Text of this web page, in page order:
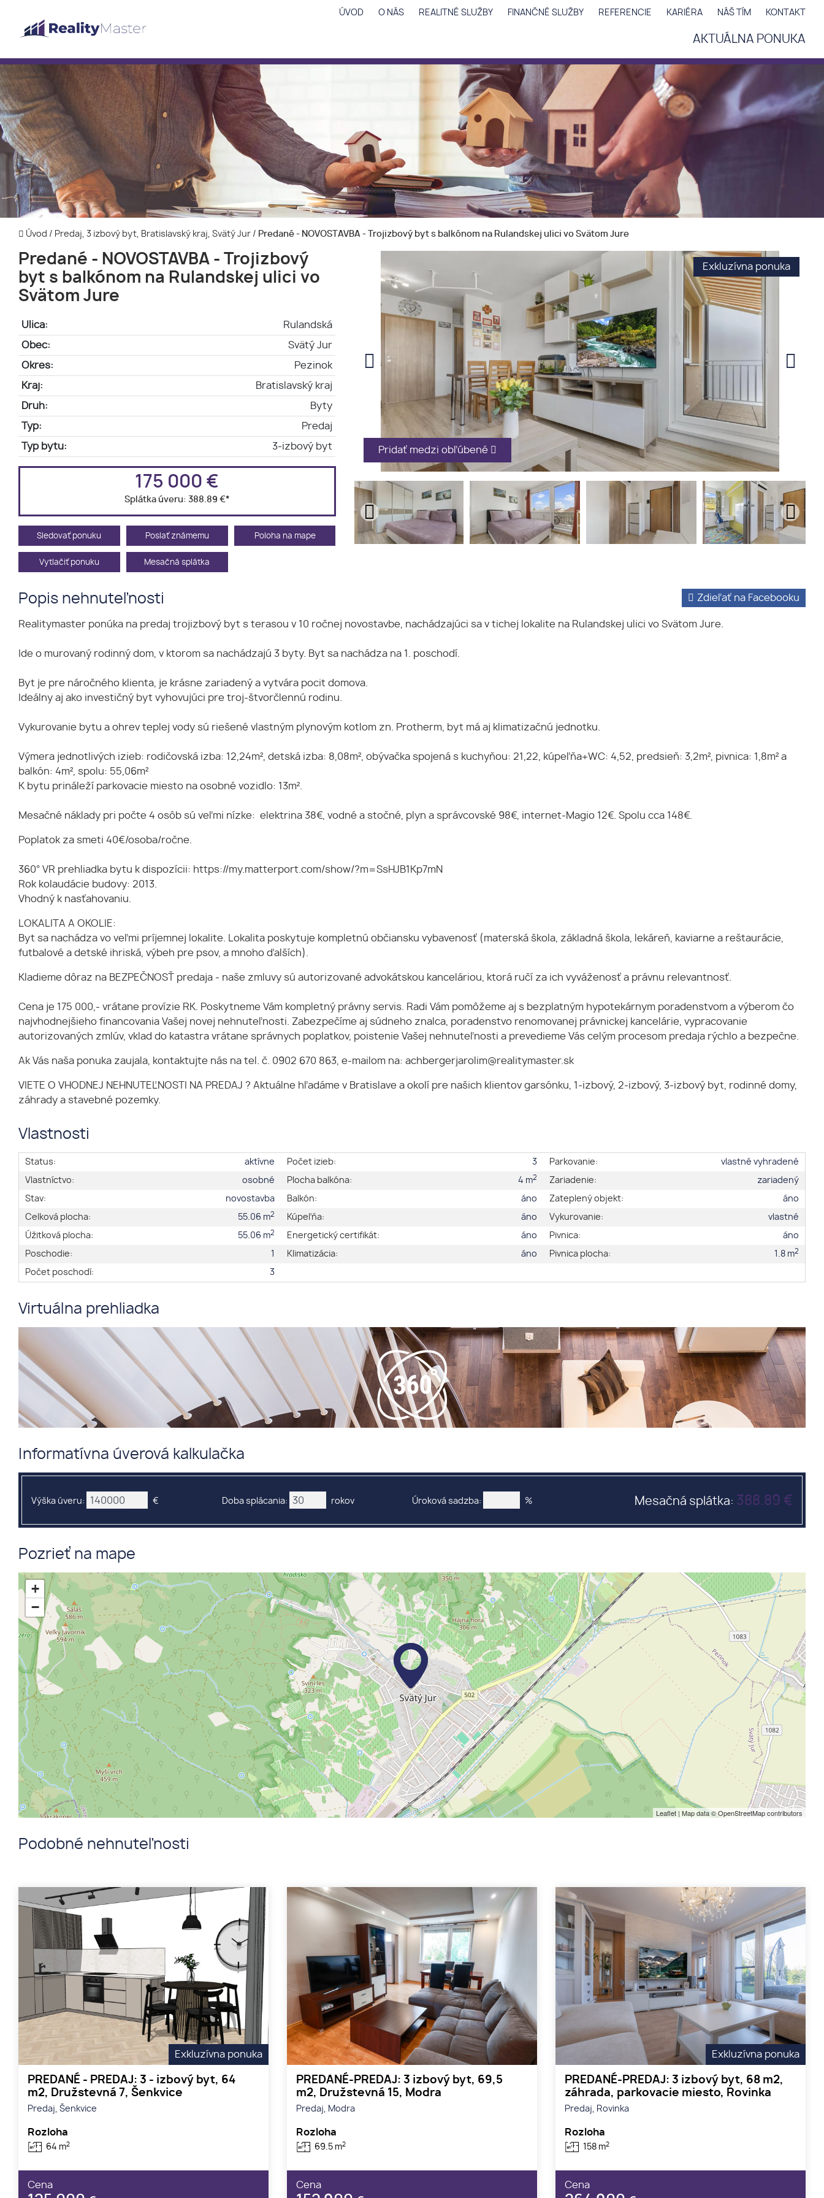
ÚVOD O NÁS REALITNÉ SLUŽBY FINANČNÉ SLUŽBY REFERENCIE KARIÉRA NÁŠ TÍM KONTAKT
AKTUÁLNA PONUKA
Úvod / Predaj, 3 izbový byt, Bratislavský kraj, Svätý Jur / Predané - NOVOSTAVBA - Trojizbový byt s balkónom na Rulandskej ulici vo Svätom Jure
Predané - NOVOSTAVBA - Trojizbový
byt s balkónom na Rulandskej ulici vo
Svätom Jure
Ulica: Rulandská
Obec: Svätý Jur
Okres: Pezinok
Kraj: Bratislavský kraj
Druh: Byty
Typ: Predaj
Typ bytu: 3-izbový byt
175 000 €
Splátka úveru: 388.89 €*
Sledovať ponuku Poslať známemu Poloha na mape
Vytlačiť ponuku Mesačná splátka
Exkluzívna ponuka
Pridať medzi obľúbené
Popis nehnuteľnosti Zdieľať na Facebooku
Realitymaster ponúka na predaj trojizbový byt s terasou v 10 ročnej novostavbe, nachádzajúci sa v tichej lokalite na Rulandskej ulici vo Svätom Jure.
Ide o murovaný rodinný dom, v ktorom sa nachádzajú 3 byty. Byt sa nachádza na 1. poschodí.
Byt je pre náročného klienta, je krásne zariadený a vytvára pocit domova.
Ideálny aj ako investičný byt vyhovujúci pre troj-štvorčlennú rodinu.
Vykurovanie bytu a ohrev teplej vody sú riešené vlastným plynovým kotlom zn. Protherm, byt má aj klimatizačnú jednotku.
Výmera jednotlivých izieb: rodičovská izba: 12,24m², detská izba: 8,08m², obývačka spojená s kuchyňou: 21,22, kúpeľňa+WC: 4,52, predsieň: 3,2m², pivnica: 1,8m² a
balkón: 4m², spolu: 55,06m²
K bytu prináleží parkovacie miesto na osobné vozidlo: 13m².
Mesačné náklady pri počte 4 osôb sú veľmi nízke: elektrina 38€, vodné a stočné, plyn a správcovské 98€, internet-Magio 12€. Spolu cca 148€.
Poplatok za smeti 40€/osoba/ročne.
360° VR prehliadka bytu k dispozícii: https://my.matterport.com/show/?m=SsHJB1Kp7mN
Rok kolaudácie budovy: 2013.
Vhodný k nasťahovaniu.
LOKALITA A OKOLIE:
Byt sa nachádza vo veľmi príjemnej lokalite. Lokalita poskytuje kompletnú občiansku vybavenosť (materská škola, základná škola, lekáreň, kaviarne a reštaurácie,
futbalové a detské ihriská, výbeh pre psov, a mnoho ďalších).
Kladieme dôraz na BEZPEČNOSŤ predaja - naše zmluvy sú autorizované advokátskou kanceláriou, ktorá ručí za ich vyváženosť a právnu relevantnosť.
Cena je 175 000,- vrátane provízie RK. Poskytneme Vám kompletný právny servis. Radi Vám pomôžeme aj s bezplatným hypotekárnym poradenstvom a výberom čo
najvhodnejšieho financovania Vašej novej nehnuteľnosti. Zabezpečíme aj súdneho znalca, poradenstvo renomovanej právnickej kancelárie, vypracovanie
autorizovaných zmlúv, vklad do katastra vrátane správnych poplatkov, poistenie Vašej nehnuteľnosti a prevedieme Vás celým procesom predaja rýchlo a bezpečne.
Ak Vás naša ponuka zaujala, kontaktujte nás na tel. č. 0902 670 863, e-mailom na: achbergerjarolim@realitymaster.sk
VIETE O VHODNEJ NEHNUTEĽNOSTI NA PREDAJ ? Aktuálne hľadáme v Bratislave a okolí pre našich klientov garsónku, 1-izbový, 2-izbový, 3-izbový byt, rodinné domy,
záhrady a stavebné pozemky.
Vlastnosti
Status:
aktívne
Vlastníctvo:
osobné
Stav:
novostavba
Celková plocha:
55.06 m2
Úžitková plocha: 55.06 m2
Poschodie:
1
Počet poschodí:
3
Počet izieb:
3
Plocha balkóna:
4 m2
Balkón:
áno
Kúpeľňa:
áno
Energetický certifikát:
áno
Klimatizácia:
áno
Parkovanie:
vlastné vyhradené
Zariadenie:
zariadený
Zateplený objekt:
áno
Vykurovanie:
vlastné
Pivnica:
áno
Pivnica plocha:
1.8 m2
Virtuálna prehliadka
Informatívna úverová kalkulačka
Výška úveru: € Doba splácania: rokov Úroková sadzba: % Mesačná splátka: 388.89 €
Pozrieť na mape
+
−
Leaflet | Map data ©OpenStreetMapcontributors
Podobné nehnuteľnosti
Exkluzívna ponuka
PREDANÉ - PREDAJ: 3 - izbový byt, 64
m2, Družstevná 7, Šenkvice
Predaj, Šenkvice
Rozloha
64 m2
Cena
PREDANÉ-PREDAJ: 3 izbový byt, 69,5
m2, Družstevná 15, Modra
Predaj, Modra
Rozloha
69.5 m2
Cena
Exkluzívna ponuka
PREDANÉ-PREDAJ: 3 izbový byt, 68 m2,
záhrada, parkovacie miesto, Rovinka
Predaj, Rovinka
Rozloha
158 m2
Cena